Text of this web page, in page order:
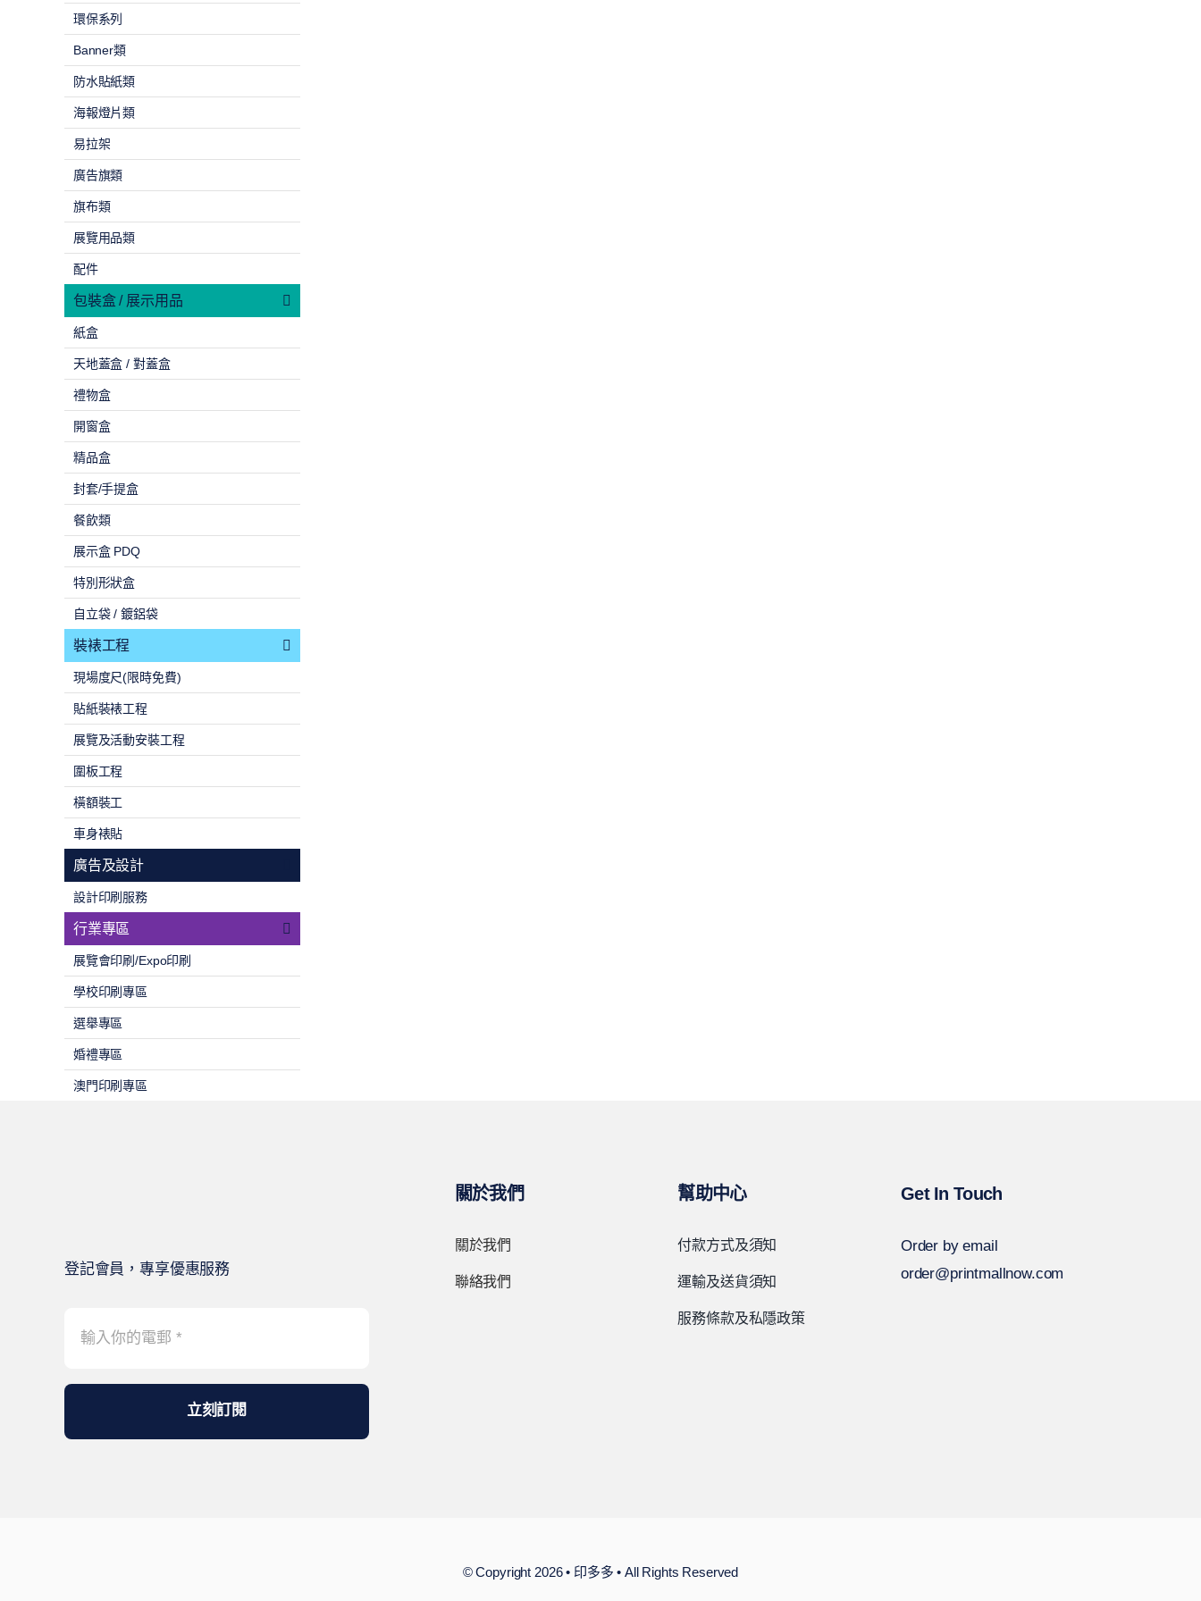
環保系列
Banner類
防水貼紙類
海報燈片類
易拉架
廣告旗類
旗布類
展覽用品類
配件
包裝盒 / 展示用品
紙盒
天地蓋盒 / 對蓋盒
禮物盒
開窗盒
精品盒
封套/手提盒
餐飲類
展示盒 PDQ
特別形狀盒
自立袋 / 鍍鋁袋
裝裱工程
現場度尺(限時免費)
貼紙裝裱工程
展覽及活動安裝工程
圍板工程
橫額裝工
車身裱貼
廣告及設計
設計印刷服務
行業專區
展覽會印刷/Expo印刷
學校印刷專區
選舉專區
婚禮專區
澳門印刷專區
登記會員，專享優惠服務
立刻訂閱
關於我們
關於我們
聯絡我們
幫助中心
付款方式及須知
運輸及送貨須知
服務條款及私隱政策
Get In Touch
Order by email
order@printmallnow.com
© Copyright 2026 • 印多多 • All Rights Reserved